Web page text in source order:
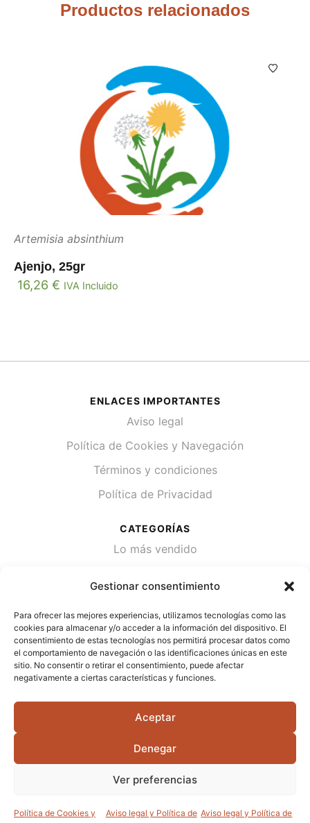
Gestionar consentimiento
Para ofrecer las mejores experiencias, utilizamos tecnologías como las
cookies para almacenar y/o acceder a la información del dispositivo. El
consentimiento de estas tecnologías nos permitirá procesar datos como
el comportamiento de navegación o las identificaciones únicas en este
sitio. No consentir o retirar el consentimiento, puede afectar
negativamente a ciertas características y funciones.
Aceptar
Denegar
Ver preferencias
Política de Cookies y Aviso legal y Política de Aviso legal y Política de
Productos relacionados
Artemisia absinthium
Ajenjo, 25gr
16,26 € IVA Incluido
ENLACES IMPORTANTES
Aviso legal
Política de Cookies y Navegación
Términos y condiciones
Política de Privacidad
CATEGORÍAS
Lo más vendido
Desinfección de agua
CONTACTA
Cami Primera Marrada, SN, 25600, Balaguer
info@jardipamies.com
621 238 242
0